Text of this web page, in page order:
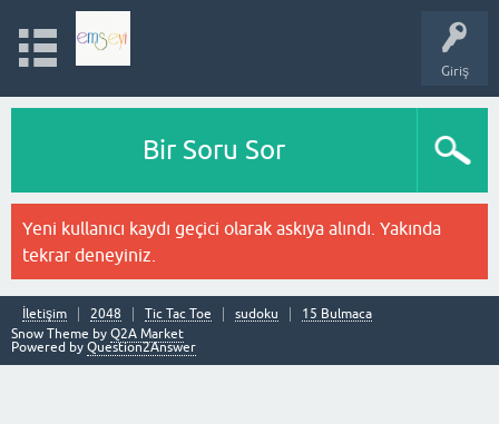
Giriş
Bir Soru Sor
Yeni kullanıcı kaydı geçici olarak askıya alındı. Yakında
tekrar deneyiniz.
İletişim 2048 Tic Tac Toe sudoku
15 Bulmaca
Snow Theme by Q2A Market
Powered by Question2Answer